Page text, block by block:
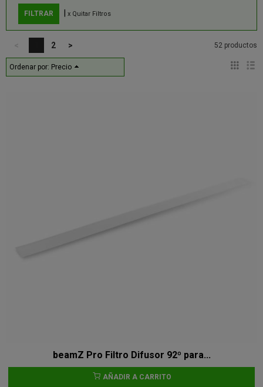
x Quitar Filtros
2 > 52 productos
Ordenar por: Precio
beamZ Pro Filtro Difusor 92º para...
AÑADIR A CARRITO